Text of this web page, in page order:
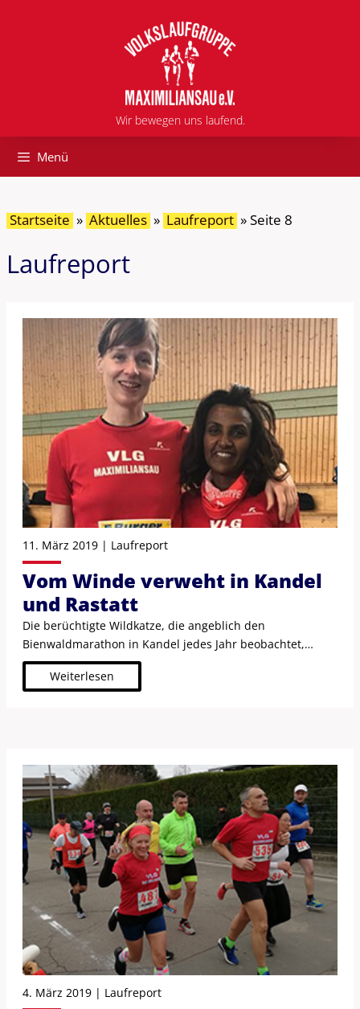
Wir bewegen uns laufend.
Menü
Startseite » Aktuelles » Laufreport »Seite 8
Laufreport
11. März 2019 | Laufreport
Vom Winde verweht in Kandel
und Rastatt
Die berüchtigte Wildkatze, die angeblich den
Bienwaldmarathon in Kandel jedes Jahr beobachtet,
konnte am
Weiterlesen
4. März 2019 | Laufreport